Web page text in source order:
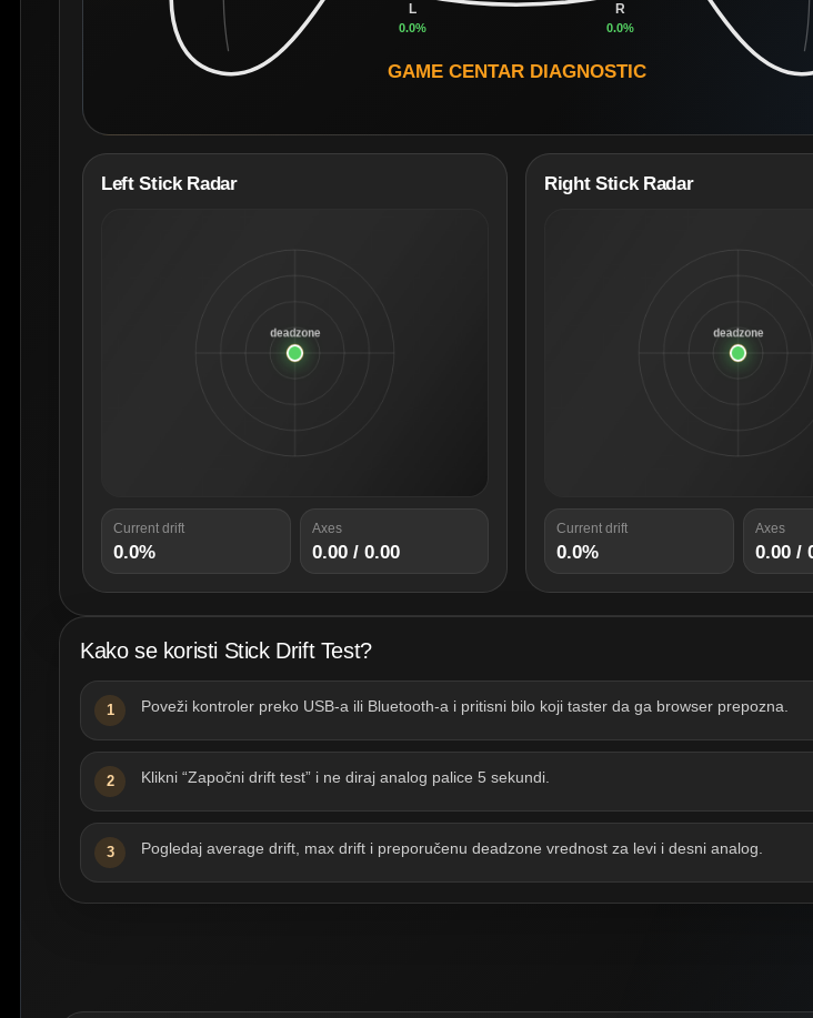
L
0.0%
R
0.0%
GAME CENTAR DIAGNOSTIC
Left Stick Radar
Current drift
0.0%
Axes
0.00 / 0.00
Right Stick Radar
Current drift
0.0%
Axes
0.00 /
Kako se koristi Stick Drift Test?
1 Poveži kontroler preko USB-a ili Bluetooth-a i pritisni bilo koji taster da ga browser prepozna.
2 Klikni “Započni drift test” i ne diraj analog palice 5 sekundi.
3 Pogledaj average drift, max drift i preporučenu deadzone vrednost za levi i desni analog.